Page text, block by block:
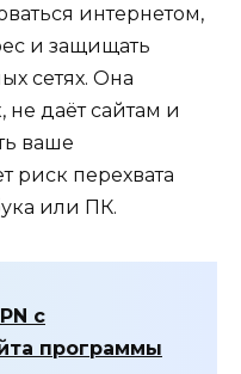
интернетом,
и защищать
сетях. Она
даёт сайтам и
ваше
риск перехвата
или ПК.
с
программы